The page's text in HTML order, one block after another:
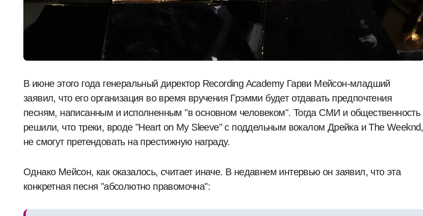
В июне этого года генеральный директор Recording Academy Гарви Мейсон-младший
заявил, что его организация во время вручения Грэмми будет отдавать предпочтения
песням, написанным и исполненным "в основном человеком". Тогда СМИ и общественность
решили, что треки, вроде "Heart on My Sleeve" с поддельным вокалом Дрейка и The Weeknd,
не смогут претендовать на престижную награду.
Однако Мейсон, как оказалось, считает иначе. В недавнем интервью он заявил, что эта
конкретная песня "абсолютно правомочна":